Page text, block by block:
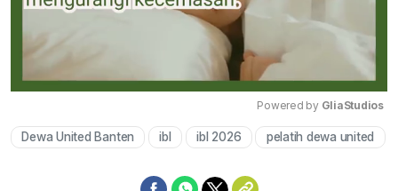
Mute
Powered by GliaStudios
Dewa United Banten ibl ibl 2026 pelatih dewa united